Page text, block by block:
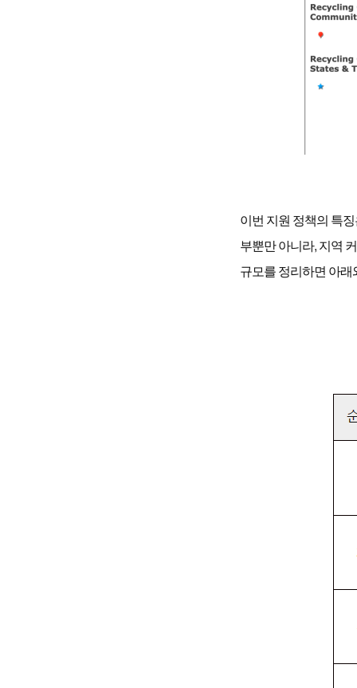
이번 지원 정책의 특
부뿐만 아니라, 지역
규모를 정리하면 아래